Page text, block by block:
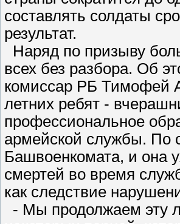
составлять солдаты
результат.
Наряд по призыву
всех без разбора. Об
комиссар РБ Тимофей
летних ребят -
профессиональное
армейской службы. По
Башвоенкомата, и она
смертей во время
как следствие
- Мы продолжаем эту